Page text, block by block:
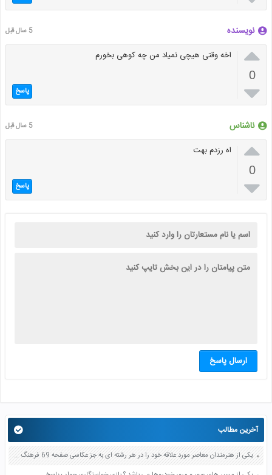
نویسنده 5 سال قبل

0

اخه وقتی هیچی نمیاد من چه کوهی بخورم
پاسخ
ناشناس 5 سال قبل

0

اه رزدم بهت
پاسخ
ارسال پاسخ
آخرین مطالب
یکی از هنرمندان معاصر مورد علاقه خود را در هر رشته ای به جز عکاسی صفحه 69 فرهنگ و هنر نهم